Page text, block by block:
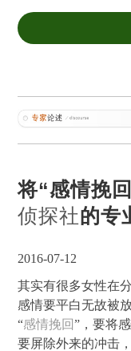
将“感情挽
侦探社的专
2016-07-12
其实有很多女性在
感情要平白无故被
“感情挽回”，要将
要屏除外来的冲击